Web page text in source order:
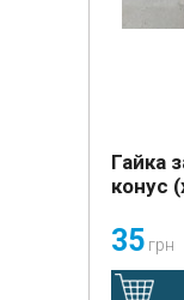
Гайка
конус
35 грн